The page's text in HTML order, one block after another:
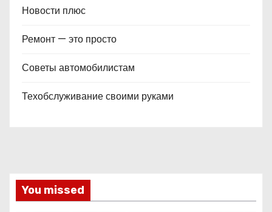
Новости плюс
Ремонт — это просто
Советы автомобилистам
Техобслуживание своими руками
You missed